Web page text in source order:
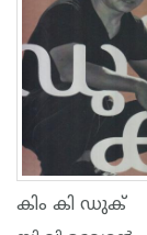
കിം കി ഡുക്